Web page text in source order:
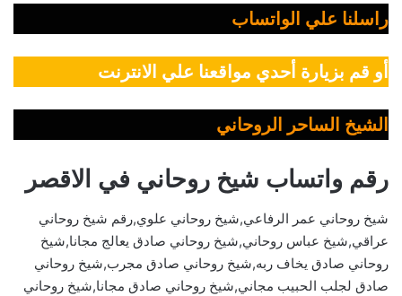
راسلنا علي الواتساب
أو قم بزيارة أحدي مواقعنا علي الانترنت
الشيخ الساحر الروحاني
رقم واتساب شيخ روحاني في الاقصر
شيخ روحاني عمر الرفاعي,شيخ روحاني علوي,رقم شيخ روحاني
عراقي,شيخ عباس روحاني,شيخ روحاني صادق يعالج مجانا,شيخ
روحاني صادق يخاف ربه,شيخ روحاني صادق مجرب,شيخ روحاني
صادق لجلب الحبيب مجاني,شيخ روحاني صادق مجانا,شيخ روحاني